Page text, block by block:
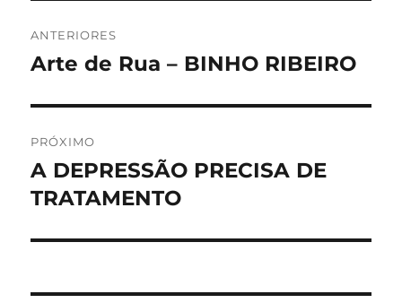
de
ANTERIORES
Post
Arte de Rua – BINHO RIBEIRO
PRÓXIMO
Próximo
post:
A DEPRESSÃO PRECISA DE
TRATAMENTO